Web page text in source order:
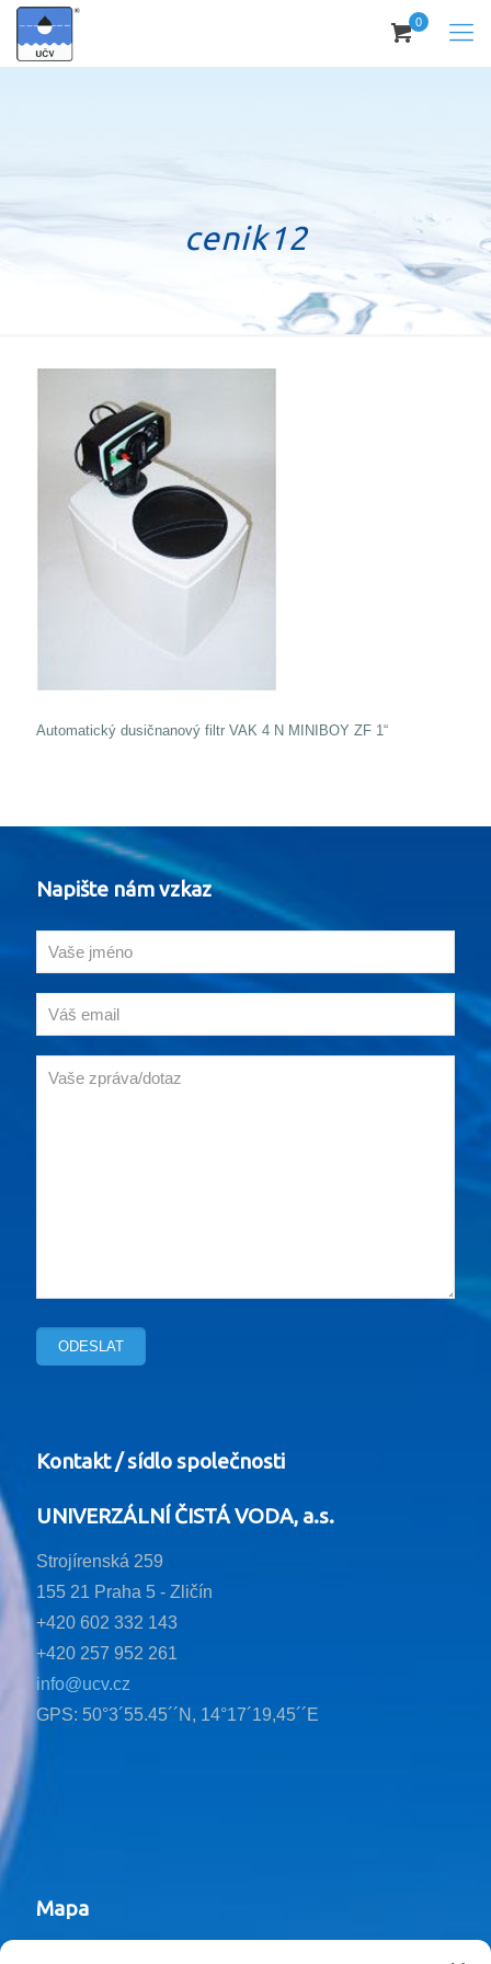
0
cenik12
Automatický dusičnanový filtr VAK 4 N MINIBOY ZF 1“
Napište nám vzkaz
Kontakt / sídlo společnosti
UNIVERZÁLNÍ ČISTÁ VODA, a.s.
Strojírenská 259
155 21 Praha 5 - Zličín
+420 602 332 143
+420 257 952 261
info@ucv.cz
GPS: 50°3´55.45´´N, 14°17´19,45´´E
Mapa